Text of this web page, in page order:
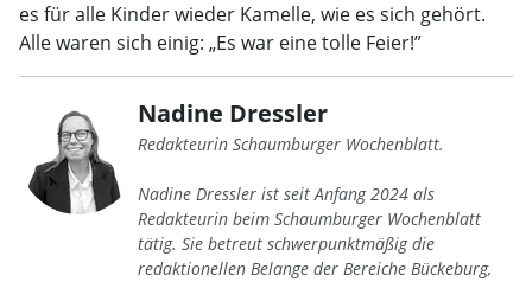
es für alle Kinder wieder Kamelle, wie es sich gehört.
Alle waren sich einig: „Es war eine tolle Feier!”
Nadine Dressler
Redakteurin Schaumburger Wochenblatt.
Nadine Dressler ist seit Anfang 2024 als
Redakteurin beim Schaumburger Wochenblatt
tätig. Sie betreut schwerpunktmäßig die
redaktionellen Belange der Bereiche Bückeburg,